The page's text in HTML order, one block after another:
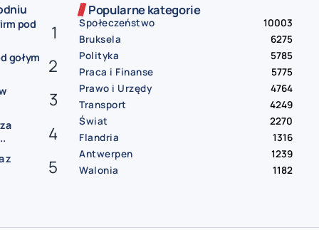
pod
gołym
z
Popularne kategorie
Społeczeństwo
10003
Bruksela
6275
Polityka
5785
Praca i Finanse
5775
Prawo i Urzędy
4764
Transport
4249
Świat
2270
Flandria
1316
Antwerpen
1239
Walonia
1182